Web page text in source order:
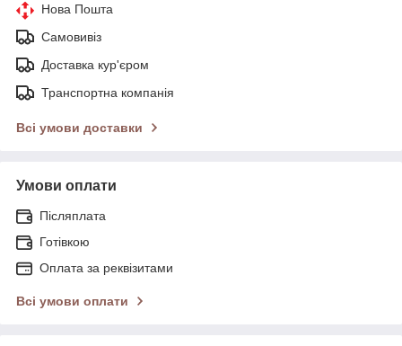
Нова Пошта
Самовивіз
Доставка кур'єром
Транспортна компанія
Всі умови доставки
Умови оплати
Післяплата
Готівкою
Оплата за реквізитами
Всі умови оплати